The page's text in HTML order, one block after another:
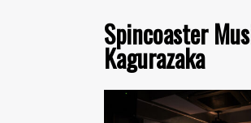
Spincoaster
Kagurazaka